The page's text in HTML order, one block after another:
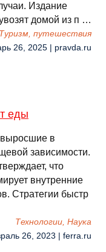
Издание
домой из п …
Туризм, путешествия
26, 2025 | pravda.ru
еды
выросшие в
зависимости.
что
внутренние
Стратегии быстр
Технологии, Наука
26, 2023 | ferra.ru